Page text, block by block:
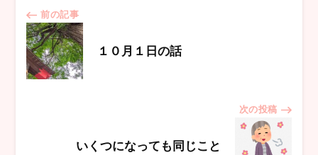
投
稿
ナ
前の記事
１０月１日の話
次の投稿
いくつになっても同じこと